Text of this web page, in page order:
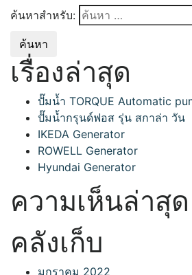
ค้นหาสำหรับ:
เรื่องล่าสุด
ปั๊มน้ำ TORQUE Automatic
ปั๊มน้ำกรุนด์ฟอส รุ่น สกาล่า วัน
IKEDA Generator
ROWELL Generator
Hyundai Generator
ความเห็นล่าสุด
คลังเก็บ
มกราคม 2022